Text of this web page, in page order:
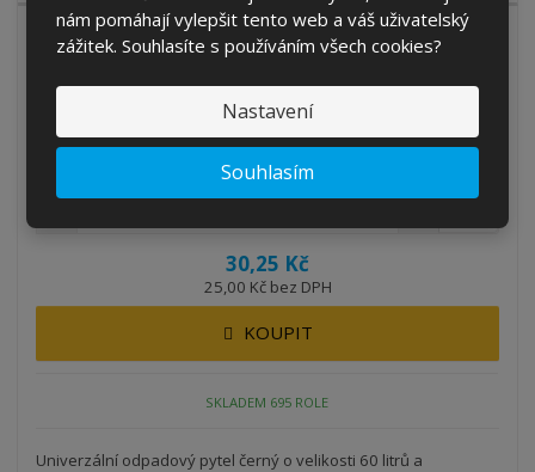
nám pomáhají vylepšit tento web a váš uživatelský
zážitek. Souhlasíte s používáním všech cookies?
Nastavení
Souhlasím
Odpadový pytel černý 60 l 8mi, 63x74 50k...
Kód produktu: 126*
30,25 Kč
25,00 Kč bez DPH
KOUPIT
SKLADEM 695 ROLE
Univerzální odpadový pytel černý o velikosti 60 litrů a